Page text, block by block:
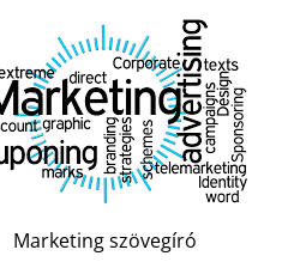
Marketing szövegíró